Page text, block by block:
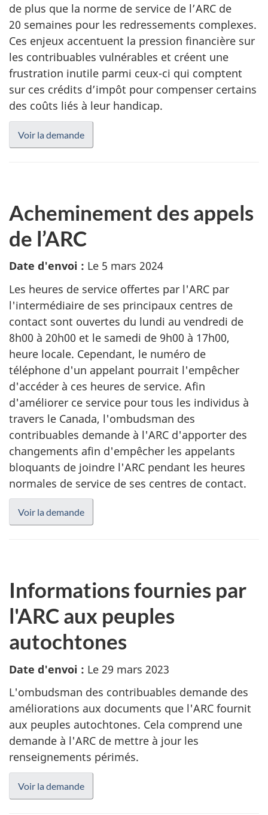
de plus que la norme de service de l’ARC de
20 semaines pour les redressements complexes.
Ces enjeux accentuent la pression financière sur
les contribuables vulnérables et créent une
frustration inutile parmi ceux-ci qui comptent
sur ces crédits d’impôt pour compenser certains
des coûts liés à leur handicap.
Voir la demande
Acheminement des appels
de l’ARC
Date d'envoi : Le 5 mars 2024
Les heures de service offertes par l'ARC par
l'intermédiaire de ses principaux centres de
contact sont ouvertes du lundi au vendredi de
8h00 à 20h00 et le samedi de 9h00 à 17h00,
heure locale. Cependant, le numéro de
téléphone d'un appelant pourrait l'empêcher
d'accéder à ces heures de service. Afin
d'améliorer ce service pour tous les individus à
travers le Canada, l'ombudsman des
contribuables demande à l'ARC d'apporter des
changements afin d'empêcher les appelants
bloquants de joindre l'ARC pendant les heures
normales de service de ses centres de contact.
Voir la demande
Informations fournies par
l'ARC aux peuples
autochtones
Date d'envoi : Le 29 mars 2023
L'ombudsman des contribuables demande des
améliorations aux documents que l'ARC fournit
aux peuples autochtones. Cela comprend une
demande à l'ARC de mettre à jour les
renseignements périmés.
Voir la demande